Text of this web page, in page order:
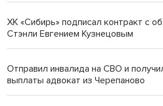
ХК «Сибирь» подписал контракт с
Стэнли Евгением Кузнецовым
Отправил инвалида на СВО и
выплаты адвокат из Черепаново